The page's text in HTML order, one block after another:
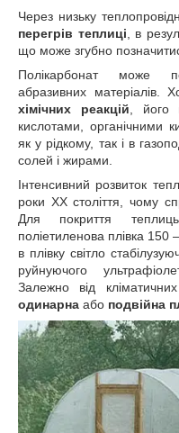
Через низьку
перегрів теплиці , в
що може згубно
Полікарбонат може
абразивних матеріалів.
хімічних реакцій , його
кислотами, органічними
як у рідкому, так і в
солей і жирами.
Інтенсивний розвиток
роки XX століття, чому
Для покриття теплиць
поліетиленова плівка
в плівку світло
руйнуючого
Залежно від кліматичних
одинарна або подвійна